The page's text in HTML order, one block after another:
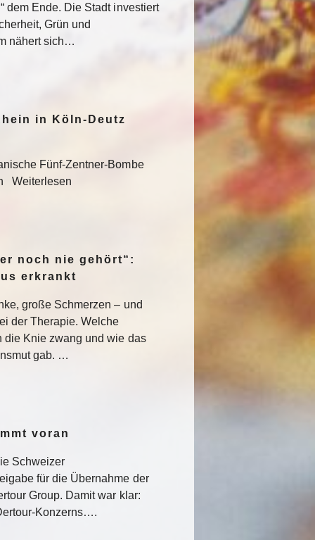
dem Ende. Die Stadt investiert
Grün und
nähert sich…
in Köln-Deutz
Fünf-Zentner-Bombe
Weiterlesen
noch nie gehört“:
erkrankt
große Schmerzen – und
der Therapie. Welche
die Knie zwang und wie das
gab. …
voran
Schweizer
für die Übernahme der
Group. Damit war klar:
Konzerns….